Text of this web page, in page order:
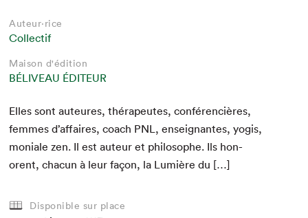
Auteur·rice
Collectif
Maison d'édition
BÉLIVEAU ÉDITEUR
Elles sont auteures, thérapeutes, con­féren­cières,
femmes d’af­faires, coach PNL, enseignantes, yogis,
moni­ale zen. Il est auteur et philosophe. Ils hon­
orent, cha­cun à leur façon, la Lumière du […]
Disponible sur place